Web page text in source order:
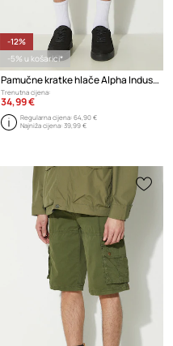
-12%
-5% u košarici*
Pamučne kratke hlače Alpha Industries Flock Logo
Trenutna cijena:
34,99 €
Regularna cijena:64,90 €
Najniža cijena:39,99 €